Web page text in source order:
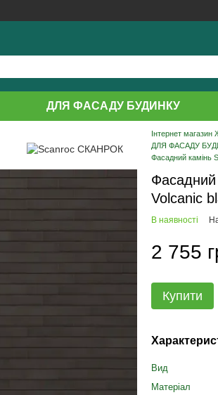
ДЛЯ ФАСАДУ БУДИНКУ
Інтернет
ДЛЯ ФАСАДУ
Фасадний камінь
Фасадний
Volcanic
В наявності
2 755
Купити
Вид
Матеріал